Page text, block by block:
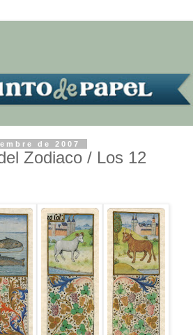
de 2007
Zodiaco / Los 12